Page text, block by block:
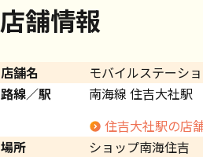
店舗情報
店舗名
モバイルステーシ
路線／駅
南海線 住吉大社駅
住吉大社駅の店
場所
ショップ南海住吉